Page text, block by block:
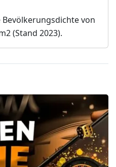
Bevölkerungsdichte von
(Stand 2023).